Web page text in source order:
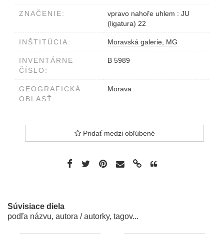
ZNAČENIE:
vpravo nahoře uhlem : JU
(ligatura) 22
INŠTITÚCIA: Moravská galerie, MG
INVENTÁRNE
ČÍSLO:
B 5989
GEOGRAFICKÁ
OBLASŤ:
Morava
Pridať medzi obľúbené
Súvisiace diela
podľa názvu, autora / autorky, tagov...